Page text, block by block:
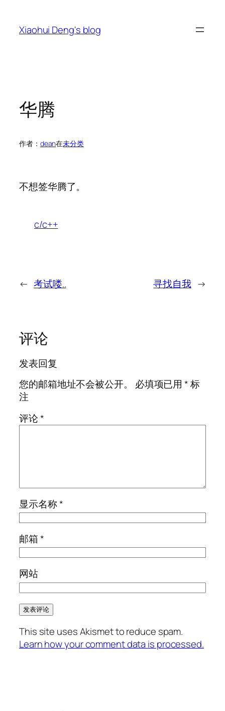
Xiaohui Deng's blog
华腾
作者： dean在未分类
不想签华腾了。
c/c++
← 考试喽.. 寻找自我 →
评论
发表回复
您的邮箱地址不会被公开。
必填项已用*标
注
评论*
显示名称*
邮箱*
网站
This site uses Akismet to reduce spam.
Learn how your comment data is processed.